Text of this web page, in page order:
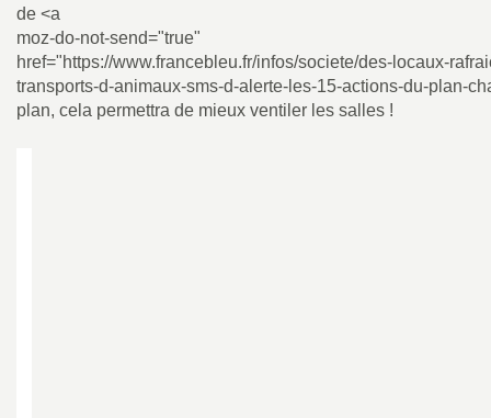
de <a
moz-do-not-send="true"
href="https://www.francebleu.fr/infos/societe/des-locaux-
transports-d-animaux-sms-d-alerte-les-15-actions-du-plan-
plan, cela permettra de mieux ventiler les salles !